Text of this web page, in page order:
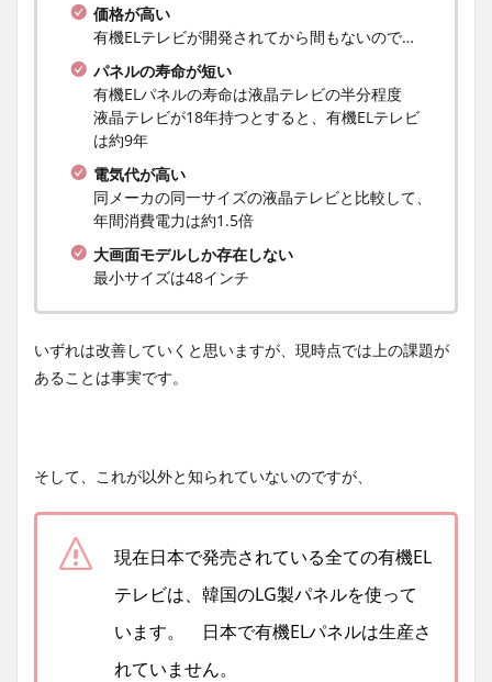
価格が高い
有機ELテレビが開発されてから間もないので…
パネルの寿命が短い
有機ELパネルの寿命は液晶テレビの半分程度
液晶テレビが18年持つとすると、有機ELテレビ
は約9年
電気代が高い
同メーカの同一サイズの液晶テレビと比較して、
年間消費電力は約1.5倍
大画面モデルしか存在しない
最小サイズは48インチ
いずれは改善していくと思いますが、現時点では上の課題が
あることは事実です。
そして、これが以外と知られていないのですが、
現在日本で発売されている全ての有機EL
テレビは、韓国のLG製パネルを使って
います。 日本で有機ELパネルは生産さ
れていません。